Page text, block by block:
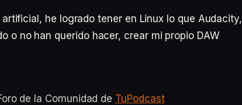
he logrado tener en Linux lo que Audacity,
o no han querido hacer, crear mi propio DAW
de la Comunidad de TuPodcast